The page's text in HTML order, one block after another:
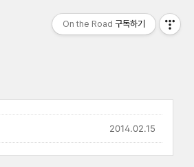
2014.02.15
On the Road 구독하기